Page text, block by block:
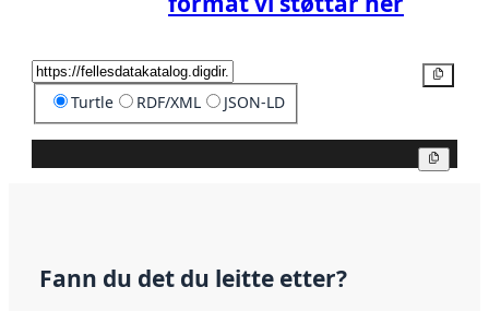
Turtle RDF/XML JSON-LD
Fann du det du leitte etter?